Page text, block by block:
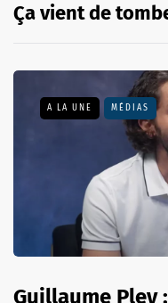
Ça vient de
A LA UNE MÉDIAS
Guillaume Pley